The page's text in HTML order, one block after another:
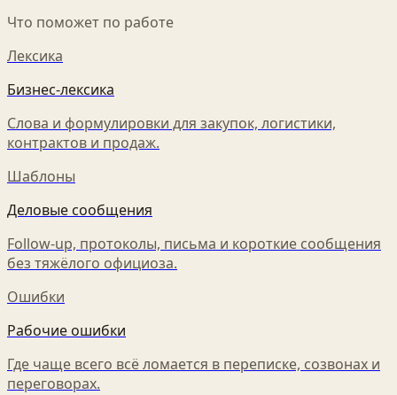
Что поможет по работе
Лексика
Бизнес-лексика
Слова и формулировки для закупок, логистики,
контрактов и продаж.
Шаблоны
Деловые сообщения
Follow-up, протоколы, письма и короткие сообщения
без тяжёлого официоза.
Ошибки
Рабочие ошибки
Где чаще всего всё ломается в переписке, созвонах и
переговорах.